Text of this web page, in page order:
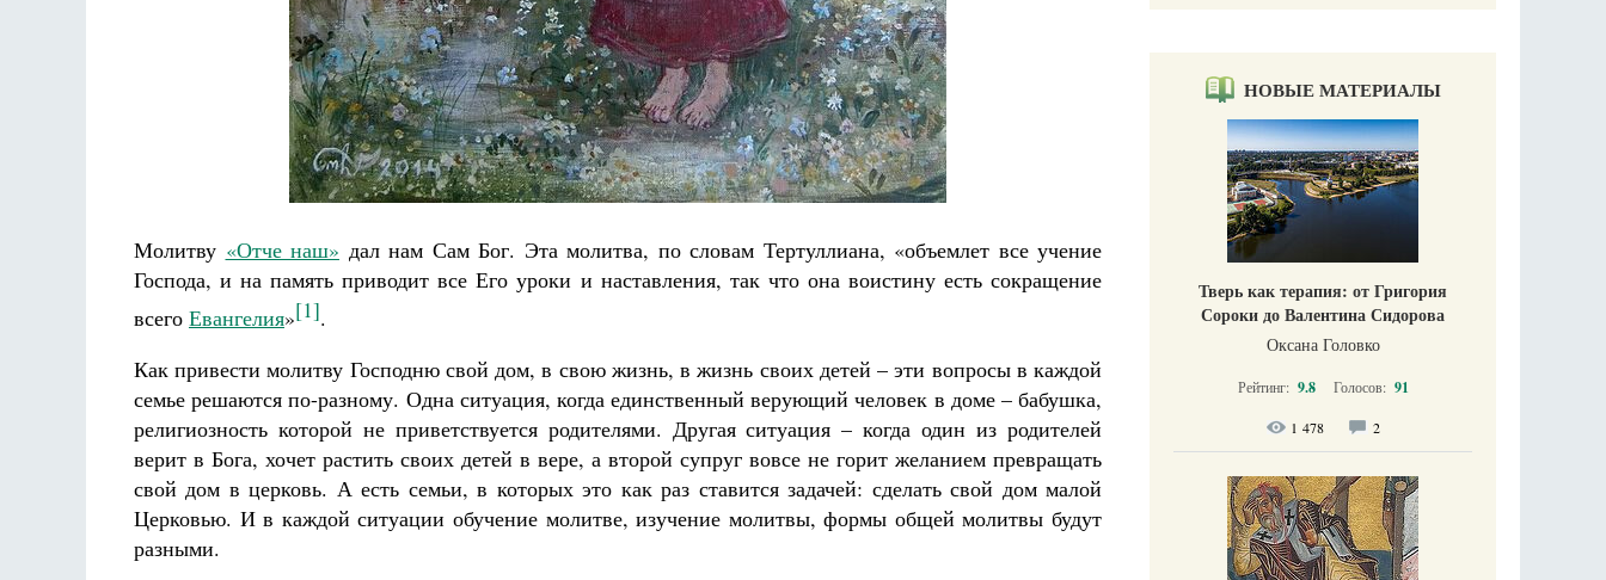
Молитву «Отче наш» дал нам Сам Бог. Эта молитва, по словам Тертуллиана, «объемлет все учение
Господа, и на память приводит все Его уроки и наставления, так что она воистину есть сокращение
всего Евангелия»[1].
Как привести молитву Господню свой дом, в свою жизнь, в жизнь своих детей – эти вопросы в каждой
семье решаются по-разному. Одна ситуация, когда единственный верующий человек в доме – бабушка,
религиозность которой не приветствуется родителями. Другая ситуация – когда один из родителей
верит в Бога, хочет растить своих детей в вере, а второй супруг вовсе не горит желанием превращать
свой дом в церковь. А есть семьи, в которых это как раз ставится задачей: сделать свой дом малой
Церковью. И в каждой ситуации обучение молитве, изучение молитвы, формы общей молитвы будут
разными.
НОВЫЕ МАТЕРИАЛЫ
Тверь как терапия: от Григория
Сороки до Валентина Сидорова
Оксана Головко
Рейтинг: 9.8 Голосов: 91
1 478 2